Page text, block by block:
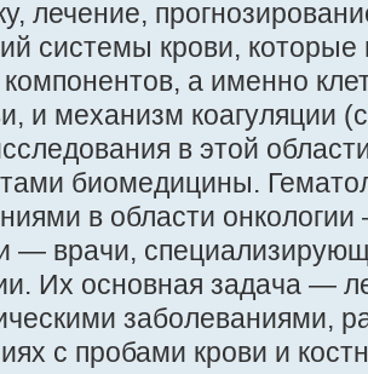
лечение,
системы крови, которые
а именно
и механизм коагуляции
в этой
биомедицины.
в области
— врачи,
Их основная задача —
заболеваниями,
с пробами крови и